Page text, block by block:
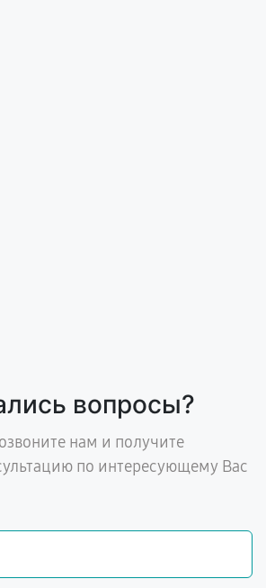
вопросы?
нам и получите
по интересующему Вас